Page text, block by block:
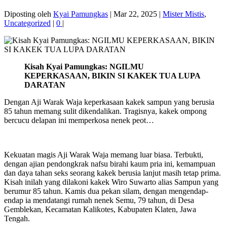
Diposting oleh Kyai Pamungkas | Mar 22, 2025 | Mister Mistis,
Uncategorized | 0 |
Kisah Kyai Pamungkas: NGILMU
KEPERKASAAN, BIKIN SI KAKEK TUA LUPA
DARATAN
Dengan Aji Warak Waja keperkasaan kakek sampun yang berusia
85 tahun memang sulit dikendalikan. Tragisnya, kakek ompong
bercucu delapan ini memperkosa nenek peot…
Kekuatan magis Aji Warak Waja memang luar biasa. Terbukti,
dengan ajian pendongkrak nafsu birahi kaum pria ini, kemampuan
dan daya tahan seks seorang kakek berusia lanjut masih tetap prima.
Kisah inilah yang dilakoni kakek Wiro Suwarto alias Sampun yang
berumur 85 tahun. Kamis dua pekan silam, dengan mengendap-
endap ia mendatangi rumah nenek Semu, 79 tahun, di Desa
Gemblekan, Kecamatan Kalikotes, Kabupaten Klaten, Jawa
Tengah.